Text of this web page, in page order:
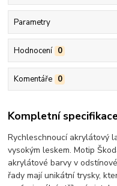
Parametry
Hodnocení 0
Komentáře 0
Kompletní
Rychleschnoucí akrylátový
vysokým leskem. Motip
akrylátové barvy v
řady mají unikátní trysky,